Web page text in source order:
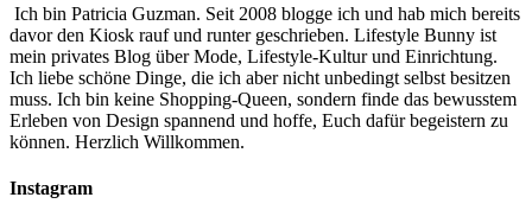
Ich bin Patricia Guzman. Seit 2008 blogge ich und hab mich bereits
davor den Kiosk rauf und runter geschrieben. Lifestyle Bunny ist
mein privates Blog über Mode, Lifestyle-Kultur und Einrichtung.
Ich liebe schöne Dinge, die ich aber nicht unbedingt selbst besitzen
muss. Ich bin keine Shopping-Queen, sondern finde das bewusstem
Erleben von Design spannend und hoffe, Euch dafür begeistern zu
können. Herzlich Willkommen.
Instagram